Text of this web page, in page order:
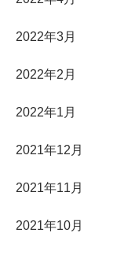
2022年3月
2022年2月
2022年1月
2021年12月
2021年11月
2021年10月